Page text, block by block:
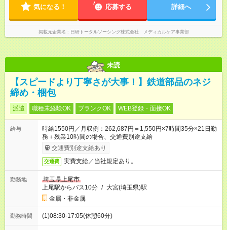
気になる！ 応募する 詳細へ
掲載元企業名 日研トータルソーシング株式会社 メディカルケア事業部
未読
【スピードより丁寧さが大事！】鉄道部品のネジ
締め・梱包
派遣 職種未経験OK ブランクOK WEB登録・面接OK
給与
時給1550円／月収例：262,687円＝1,550円×7時間35分×21日勤
務＋残業10時間の場合、交通費別途支給
交通費別途支給あり
交通費 実費支給／当社規定あり。
勤務地
埼玉県上尾市
上尾駅からバス10分 / 大宮(埼玉県)駅
金属・非金属
勤務時間 (1)08:30-17:05(休憩60分)